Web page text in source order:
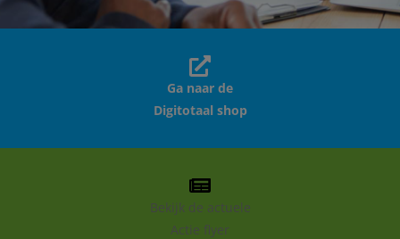
Ga naar de
Digitotaal shop
Bekijk de actuele
Actie flyer